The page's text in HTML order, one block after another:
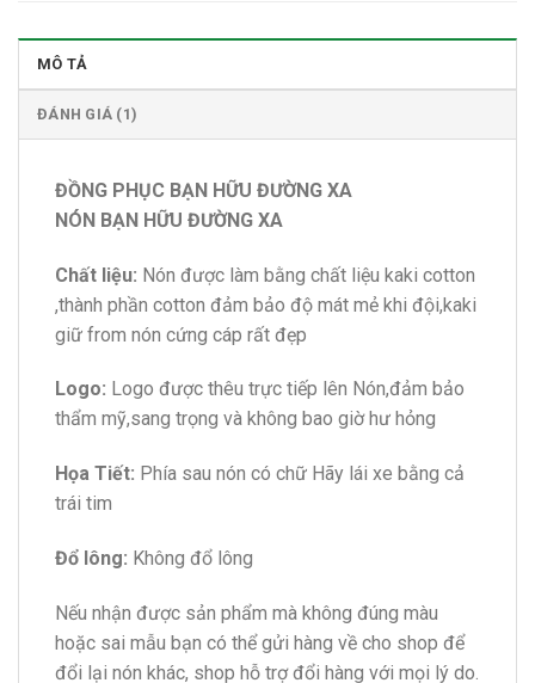
MÔ TẢ
ĐÁNH GIÁ (1)
ĐỒNG PHỤC BẠN HỮU ĐƯỜNG XA
NÓN BẠN HỮU ĐƯỜNG XA
Chất liệu: Nón được làm bằng chất liệu kaki cotton
,thành phần cotton đảm bảo độ mát mẻ khi đội,kaki
giữ from nón cứng cáp rất đẹp
Logo: Logo được thêu trực tiếp lên Nón,đảm bảo
thẩm mỹ,sang trọng và không bao giờ hư hỏng
Họa Tiết: Phía sau nón có chữ Hãy lái xe bằng cả
trái tim
Đổ lông: Không đổ lông
Nếu nhận được sản phẩm mà không đúng màu
hoặc sai mẫu bạn có thể gửi hàng về cho shop để
đổi lại nón khác, shop hỗ trợ đổi hàng với mọi lý do.